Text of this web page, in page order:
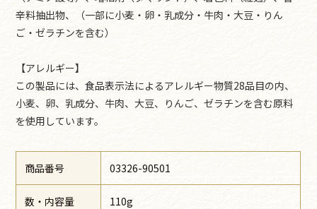
辛料抽出物、（一部に小麦・卵・乳成分・牛肉・大豆・りん
ご・ゼラチンを含む）
【アレルギー】
この製品には、食品表示法によるアレルギー物質28品目の内、
小麦、卵、乳成分、牛肉、大豆、りんご、ゼラチンを含む原料
を使用しています。
商品番号 03326-90501
数・内容量 110g